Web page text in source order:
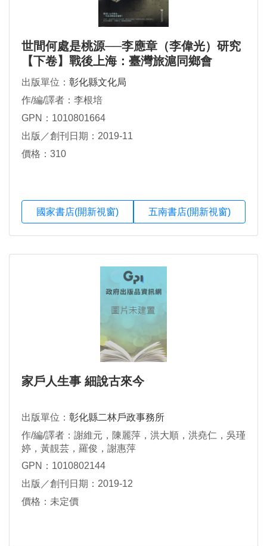
世間何處是桃源──李應章（李偉光）研究
【下卷】戰後上海：臺灣旅滬同鄉會
出版單位： 彰化縣文化局
作/編/譯者：李根培
GPN：1010801664
出版／創刊日期：2019-11
價格：310
國家書店(開新視窗) 五南書店(開新視窗)
家戶人生事 細說古來今
出版單位： 彰化縣二林戶政事務所
作/編/譯者：謝維元，陳麗萍，洪大順，洪堯仁，吳瑾
婷，黃靚芸，羅俊，謝惠萍
GPN：1010802144
出版／創刊日期：2019-12
價格：未定價